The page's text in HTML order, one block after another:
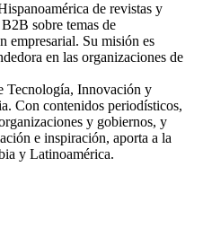
de revistas y
sobre temas de
empresarial. Su misión es
en las organizaciones de
Tecnología, Innovación y
Con contenidos periodísticos,
y gobiernos, y
e inspiración, aporta a la
y Latinoamérica.